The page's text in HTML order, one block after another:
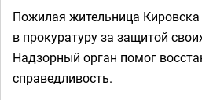
Пожилая жительница Кировска
в прокуратуру за защитой
Надзорный орган помог
справедливость.